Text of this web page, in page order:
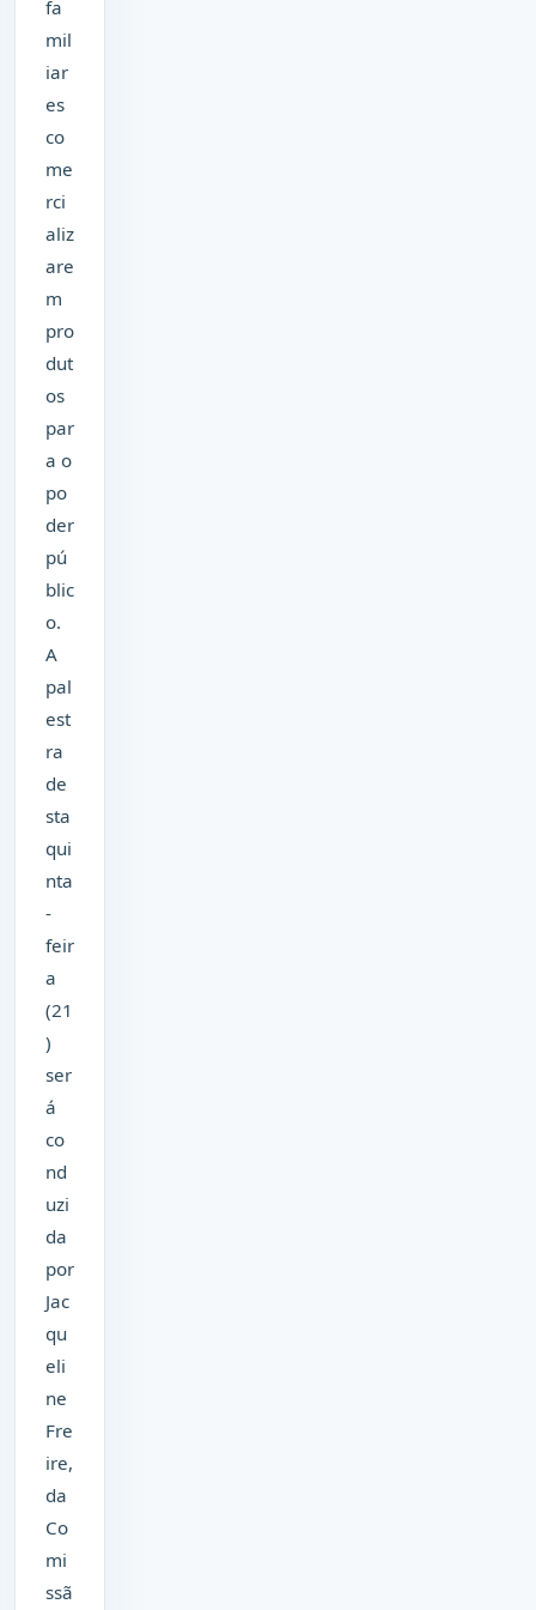
fa
mil
iar
es
co
me
rci
aliz
are
m
pro
dut
os
par
a o
po
der
pú
blic
o.
A
pal
est
ra
de
sta
qui
nta
-
feir
a
(21
)
ser
á
co
nd
uzi
da
por
Jac
qu
eli
ne
Fre
ire,
da
Co
mi
ssã